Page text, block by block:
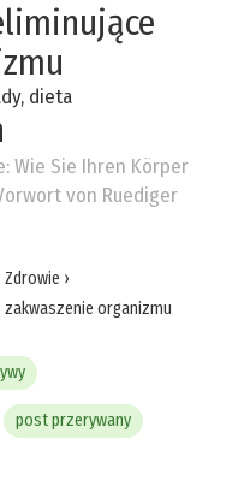
dieta
Wie Sie Ihren Körper
von Ruediger
Zdrowie ›
zakwaszenie organizmu
post przerywany